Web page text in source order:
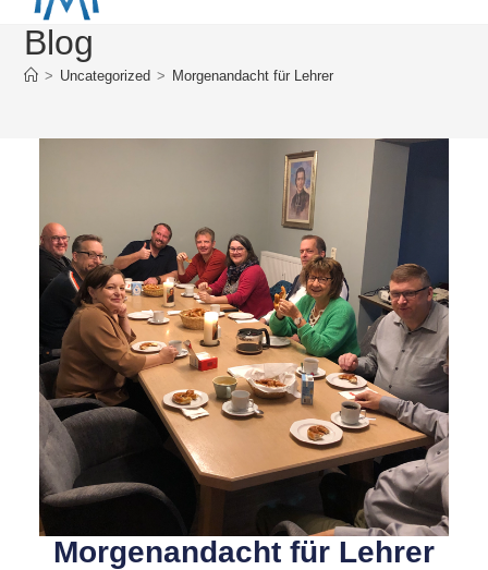
Blog
> Uncategorized > Morgenandacht für Lehrer
Morgenandacht für Lehrer